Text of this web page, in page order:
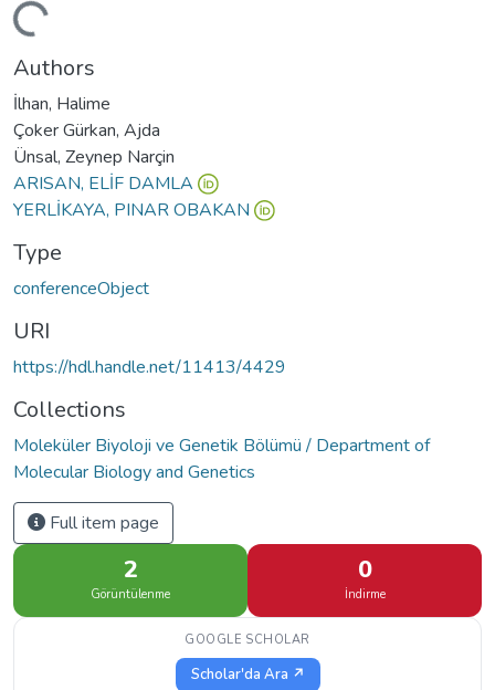
Authors
İlhan, Halime
Çoker Gürkan, Ajda
Ünsal, Zeynep Narçin
ARISAN, ELİF DAMLA
YERLİKAYA, PINAR OBAKAN
Type
conferenceObject
URI
https://hdl.handle.net/11413/4429
Collections
Moleküler Biyoloji ve Genetik Bölümü / Department of
Molecular Biology and Genetics
Full item page
2
Görüntülenme
0
İndirme
GOOGLE SCHOLAR
Scholar'da Ara ↗